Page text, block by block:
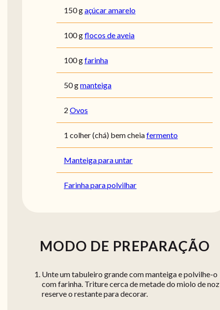
150 gaçúcar amarelo
100 gflocos de aveia
100 gfarinha
50 gmanteiga
2 Ovos
1 colher (chá) bem cheiafermento
Manteiga para untar
Farinha para polvilhar
MODO DE PREPARAÇÃO
Unte um tabuleiro grande com manteiga e polvilhe-o
com farinha. Triture cerca de metade do miolo de
reserve o restante para decorar.